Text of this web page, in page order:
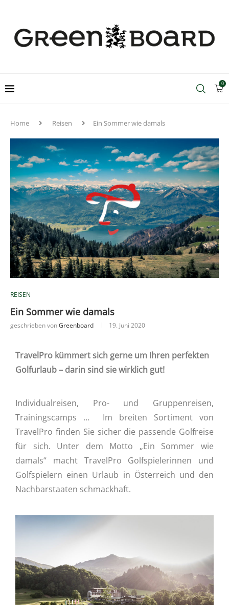
0
Home Reisen Ein Sommer wie damals
REISEN
Ein Sommer wie damals
geschrieben vonGreenboard 19. Juni 2020
TravelPro kümmert sich gerne um Ihren perfekten
Golfurlaub – darin sind sie wirklich gut!
Individualreisen, Pro- und Gruppenreisen,
Trainingscamps … Im breiten Sortiment von
TravelPro finden Sie sicher die passende Golfreise
für sich. Unter dem Motto „Ein Sommer wie
damals“ macht TravelPro Golfspielerinnen und
Golfspielern einen Urlaub in Österreich und den
Nachbarstaaten schmackhaft.